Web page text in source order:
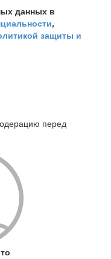
данных в
,
защиты и
перед